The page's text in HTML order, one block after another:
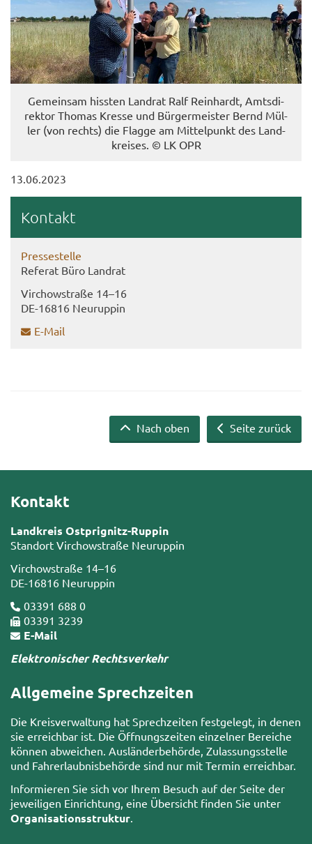
Ge­mein­sam hiss­ten Land­rat Ralf Rein­hardt, Amts­di­
rek­tor Tho­mas Kres­se und Bür­ger­meis­ter Bernd Mül­
ler (von rechts) die Flag­ge am Mit­tel­punkt des Land­
krei­ses. © LK OPR
13.06.2023
Kon­takt
Pres­se­stel­le
Re­fe­rat Büro Land­rat
Virch­ow­stra­ße 14–16
DE-​16816 Neu­rup­pin
E-​Mail
Seite zurück
Nach oben
Kontakt
Landkreis Ostprignitz-Ruppin
Standort Virchowstraße Neuruppin
Virchowstraße 14–16
DE-16816 Neuruppin
03391 688 0
03391 3239
E-Mail
Elektronischer Rechtsverkehr
Allgemeine Sprechzeiten
Die Kreisverwaltung hat Sprechzeiten festgelegt, in denen
sie erreichbar ist. Die Öffnungszeiten einzelner Bereiche
können abweichen. Ausländerbehörde, Zulassungsstelle
und Fahrerlaubnisbehörde sind nur mit Termin erreichbar.
Informieren Sie sich vor Ihrem Besuch auf der Seite der
jeweiligen Einrichtung, eine Übersicht finden Sie unter
Organisationsstruktur